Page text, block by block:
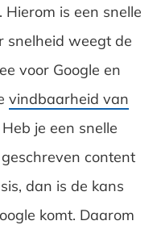
is een snelle
snelheid weegt de
voor Google en
vindbaarheid van
Heb je een snelle
content
dan is de kans
komt. Daarom